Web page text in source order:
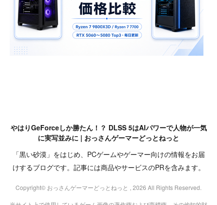
やはりGeForceしか勝たん！？ DLSS 5はAIパワーで人物が一気
に実写並みに | おっさんゲーマーどっとねっと
「黒い砂漠」をはじめ、PCゲームやゲーマー向けの情報をお届
けするブログです。記事には商品やサービスのPRを含みます。
Copyright© おっさんゲーマーどっとねっと , 2026 All Rights Reserved.